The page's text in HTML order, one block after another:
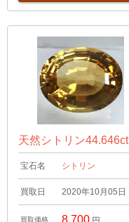
天然シトリン44.646ct
宝石名 シトリン
買取日 2020年10月05日
買取価格 8,700